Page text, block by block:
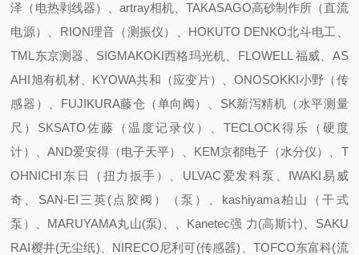
泽（电热剥线器）、artray相机、TAKASAGO高砂制作所（直流
电源）、RION理音（测振仪）、HOKUTO DENKO北斗电工、
TML东京测器、SIGMAKOKI西格玛光机、FLOWELL 福威、AS
AHI旭有机材、KYOWA共和（应变片）、ONOSOKKI小野（传
感器）、FUJIKURA藤仓（单向阀）、SK新泻精机（水平测量
尺）SKSATO佐藤（温度记录仪）、TECLOCK得乐（硬度
计）、AND爱安得（电子天平）、KEM京都电子（水分仪）、T
OHNICHI东日（扭力扳手）、ULVAC爱发科泵、IWAKI易威
奇、SAN-EI三英(点胶阀）（泵）、kashiyama柏山（干式
泵）、MARUYAMA丸山(泵)、、Kanetec强 力(高斯计)、SAKU
RAI樱井(无尘纸)、NIRECO尼利可(传感器)、TOFCO东富科(流